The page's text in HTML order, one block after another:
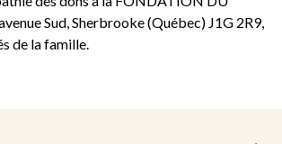
Sud, Sherbrooke (Québec) J1G 2R9,
de la famille.